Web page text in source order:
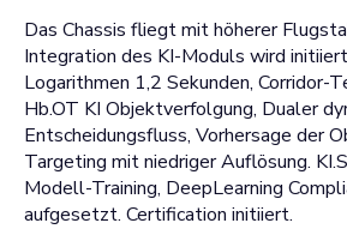
Das Chassis fliegt mit höherer
Integration des KI-Moduls wird
Logarithmen 1,2 Sekunden, Corridor-
Hb.OT KI Objektverfolgung, Dualer
Entscheidungsfluss, Vorhersage der
Targeting mit niedriger Auflösung.
Modell-Training, DeepLearning
aufgesetzt. Certification initiiert.